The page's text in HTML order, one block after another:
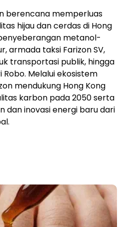
berencana memperluas
hijau dan cerdas di Hong
metanol-
armada taksi Farizon SV,
transportasi publik, hingga
Melalui ekosistem
mendukung Hong Kong
karbon pada 2050 serta
dan inovasi energi baru dari